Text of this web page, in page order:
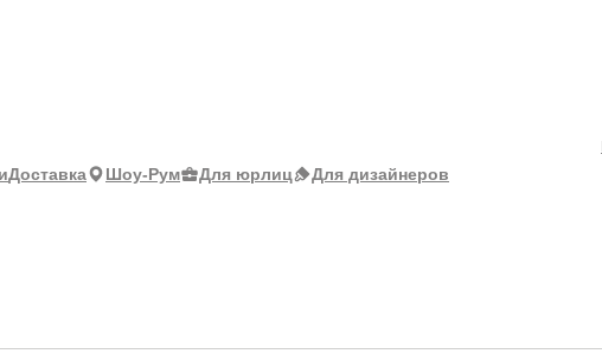
Доставка Шоу-Рум Для юрлиц Для дизайнеров